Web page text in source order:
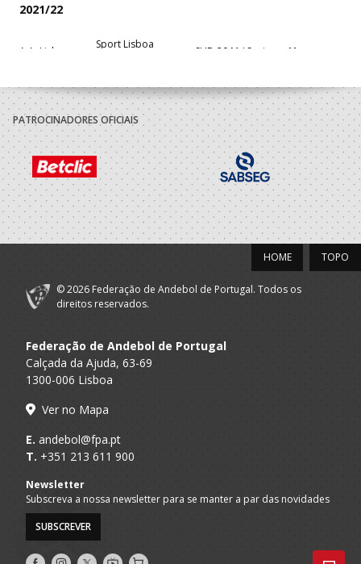
2021/22
A.A. Lisboa
Sport Lisboa
SUB-20 M / Seniores M
2020/21
A.A.
Madeira
Clube Escola da
Levada
SUB-19 M
A.A.
Madeira
Marítimo da
Madeira
Andebol, Sad
SUB-19 M / Seniores M
2019/20
Madeira
Levada
A.A.
Madeira
Clube Escola da
Levada
2017/18
A.A.
Madeira
Clube Escola da
Levada
2016/17
A.A.
Madeira
Levada
PATROCINADORES OFICIAIS
TOPO
HOME
© 2026 Federação de Andebol de Portugal. Todos os
direitos reservados.
Federação de Andebol de Portugal
Calçada da Ajuda, 63-69
1300-006 Lisboa
Ver no Mapa
E. andebol@fpa.pt
T. +351 213 611 900
Newsletter
Subscreva a nossa newsletter para se manter a par das novidades
SUBSCREVER